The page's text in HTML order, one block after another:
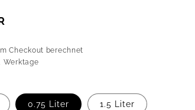
Checkout berechnet
Werktage
0.75 Liter 1.5 Liter